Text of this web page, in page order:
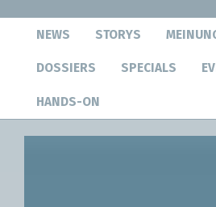
NEWS STORYS
DOSSIERS SPECIALS
HANDS-ON